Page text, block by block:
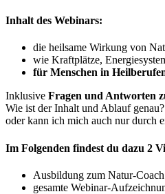
Inhalt des Webinars:
die heilsame Wirkung von
wie Kraftplätze,
für Menschen in
Inklusive Fragen und Antworten
Wie ist der Inhalt und Ablauf
oder kann ich mich auch nur durch
Im Folgenden findest du dazu 2
Ausbildung zum Natur-
gesamte Webinar-